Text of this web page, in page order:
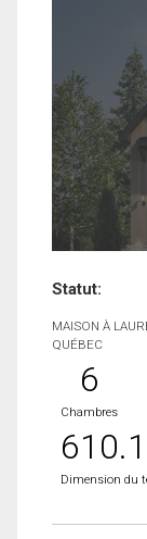
Statut:
MAISON À
QUÉBEC
6
Chambres
Dimension du